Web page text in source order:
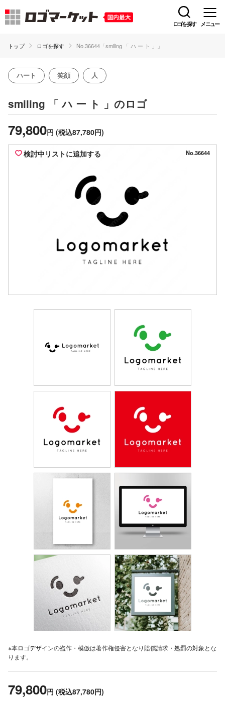
ロゴを探す メニュー
トップ ロゴを探す No.36644「smiling 「 ハ ー ト 」」
ハート 笑顔 人
smiling 「 ハ ー ト 」 のロゴ
79,800円 (税込87,780円)
検討中リストに追加する No.36644
※本ロゴデザインの盗作・模倣は著作権侵害となり賠償請求・処罰の対象とな
ります。
79,800円 (税込87,780円)